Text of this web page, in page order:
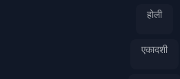
होली
एकादशी